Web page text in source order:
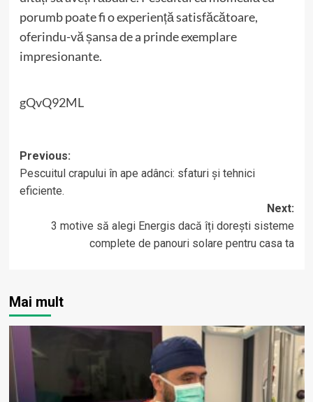
porumb poate fi o experiență satisfăcătoare,
oferindu-vă șansa de a prinde exemplare
impresionante.
gQvQ92ML
Post
navigation
Previous:
Pescuitul crapului în ape adânci: sfaturi și tehnici
eficiente.
Next:
3 motive să alegi Energis dacă îți dorești sisteme
complete de panouri solare pentru casa ta
Mai mult